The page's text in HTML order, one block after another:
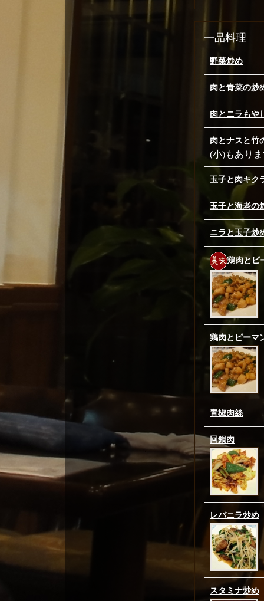
一品料理
野菜炒め
肉と青菜の炒
肉とニラもや
肉とナスと竹
(小)もあり
玉子と肉キク
玉子と海老の
ニラと玉子炒
鶏肉とピ
鶏肉とピーマ
青椒肉絲
回鍋肉
レバニラ炒め
スタミナ炒め